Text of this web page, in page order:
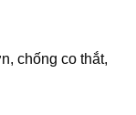
chống co thắt,